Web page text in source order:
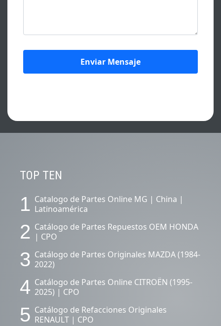
TOP TEN
1 Catalogo de Partes Online MG | China |
Latinoamérica
2 Catálogo de Partes Repuestos OEM HONDA
| CPO
3 Catálogo de Partes Originales MAZDA (1984-
2022)
4 Catálogo de Partes Online CITROËN (1995-
2025) | CPO
5 Catálogo de Refacciones Originales
RENAULT | CPO